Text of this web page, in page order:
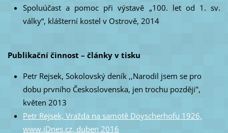
Spoluúčast a pomoc při výstavě „100. let od 1. sv.
války“, klášterní kostel v Ostrově, 2014
Publikační činnost – články v tisku
Petr Rejsek, Sokolovský deník ,,Narodil jsem se pro
dobu prvního Československa, jen trochu později",
květen 2013
Petr Rejsek, Vražda na samotě Doyscherhofu 1926,
www.iDnes.cz, duben 2016